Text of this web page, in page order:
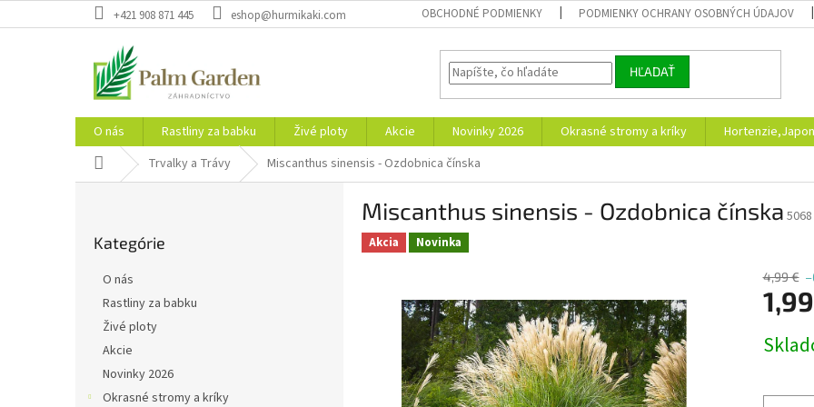
na
+421 908 871 445 eshop@hurmikaki.com OBCHODNÉ PODMIENKY PODMIENKY OCHRANY OSOBNÝCH ÚDAJOV
HĽADAŤ
O nás Rastliny za babku Živé ploty Akcie Novinky 2026 Okrasné stromy a kríky
Domov Trvalky a Trávy Miscanthus sinensis - Ozdobnica čínska
kategórie
Kategórie
O nás
Rastliny za babku
Živé ploty
Akcie
Novinky 2026
Okrasné stromy a kríky
Miscanthus sinensis - Ozdobnica čínska 5068
Akcia Novinka
4,99 €
cena: